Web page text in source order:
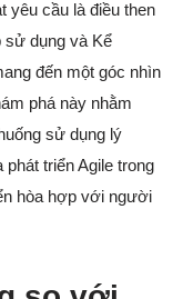
yêu cầu là điều then
sử dụng và Kể
đến một góc nhìn
phá này nhằm
sử dụng lý
triển Agile trong
hòa hợp với người